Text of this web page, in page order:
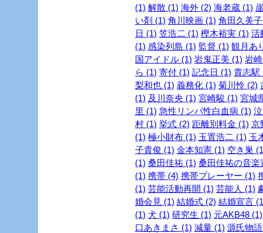
(1) 解散 (1) 海外 (2) 海老蔵 (1)
い剤 (1) 角川映画 (1) 角田久美
日 (1) 笠浩二 (1) 樫木裕実 (1) 活
(1) 感染列島 (1) 監督 (1) 観月あ
国アイドル (1) 岩鬼正美 (1) 岩
ら (1) 寄付 (1) 記念日 (1) 貴志駅
梨和也 (1) 義務化 (1) 菊川怜 (2)
(1) 及川奈央 (1) 宮崎駿 (1) 宮城
里 (1) 急性リンパ性白血病 (1)
村 (1) 挙式 (2) 距離別料金 (1) 京
(1) 極小財布 (1) 玉置浩二 (1) 玉
子貴俊 (1) 金本知憲 (1) 空き巣
(1) 桑田佳祐 (1) 桑田佳祐の音楽
(1) 携帯 (4) 携帯プレーヤー (1)
(1) 芸能活動再開 (1) 芸能人 (1)
婚会見 (1) 結婚式 (2) 結婚宣言
(1) 犬 (1) 研究生 (1) 元AKB48 (1)
口あきまさ (1) 減量 (1) 源氏物